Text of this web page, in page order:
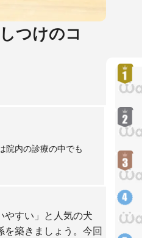
つけのコ
院内の診療の中でも
やすい」と人気の犬
築きましょう。今回